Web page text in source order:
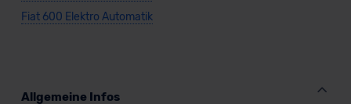
Fiat 600 Elektro Automatik
Allgemeine Infos